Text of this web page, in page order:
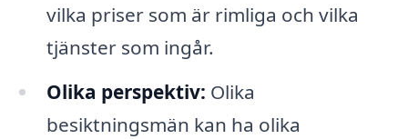
vilka priser som är rimliga och vilka
tjänster som ingår.
Olika perspektiv: Olika
besiktningsmän kan ha olika